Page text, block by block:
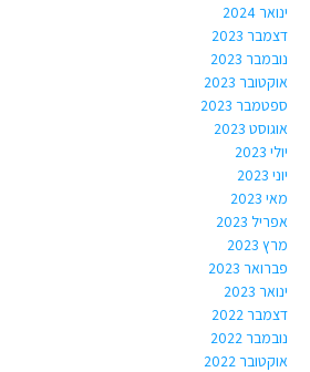
ינואר 2024
דצמבר 2023
נובמבר 2023
אוקטובר 2023
ספטמבר 2023
אוגוסט 2023
יולי 2023
יוני 2023
מאי 2023
אפריל 2023
מרץ 2023
פברואר 2023
ינואר 2023
דצמבר 2022
נובמבר 2022
אוקטובר 2022